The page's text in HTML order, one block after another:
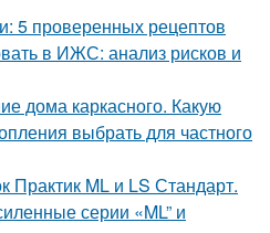
5 проверенных рецептов
в ИЖС: анализ рисков и
дома каркасного. Какую
выбрать для частного
ML и LS Стандарт.
серии «ML” и